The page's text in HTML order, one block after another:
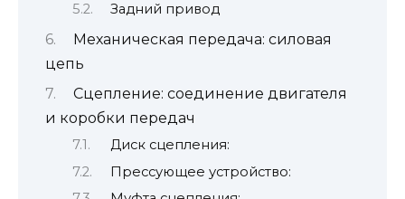
Задний привод
Механическая передача: силовая
цепь
Сцепление: соединение двигателя
и коробки передач
Диск сцепления:
Прессующее устройство: